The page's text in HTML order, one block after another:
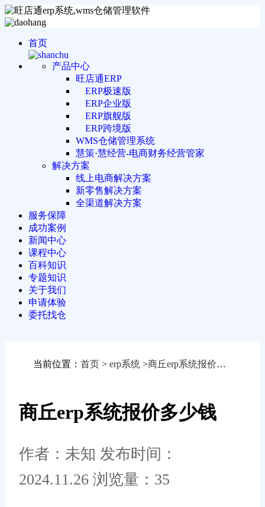
首页
产品中心
旺店通ERP
ERP极速版
ERP企业版
ERP旗舰版
ERP跨境版
WMS仓储管理系统
慧策·慧经营-电商财务经营管家
解决方案
线上电商解决方案
新零售解决方案
全渠道解决方案
服务保障
成功案例
新闻中心
课程中心
百科知识
专题知识
关于我们
申请体验
委托找仓
当前位置： 首页 > erp系统 >商丘erp系统报价多少钱
商丘erp系统报价多少钱
作者：未知 发布时间：
2024.11.26 浏览量：35